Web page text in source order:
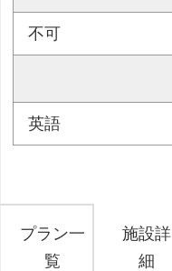
不可
英語
プラン一
覧
施設詳
細